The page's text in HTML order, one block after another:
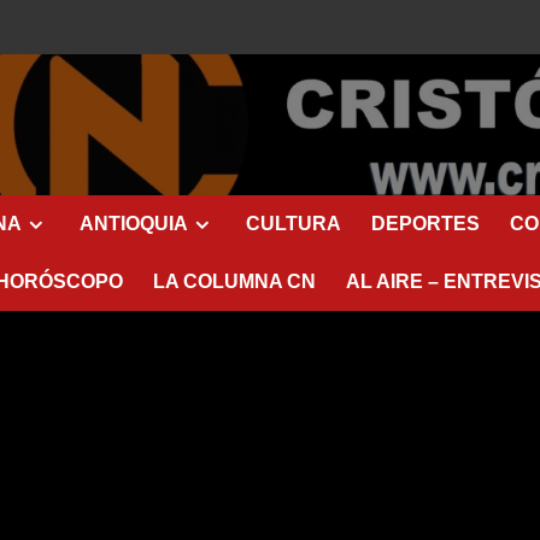
ANTIOQUIA CULTURA DEPORTES
HORÓSCOPO LA COLUMNA CN AL AIRE –